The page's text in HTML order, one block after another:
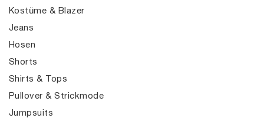
Kostüme & Blazer
Jeans
Hosen
Shorts
Shirts & Tops
Pullover & Strickmode
Jumpsuits